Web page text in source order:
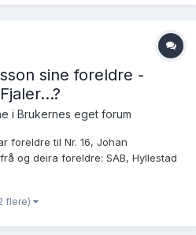
sine foreldre -
i Brukernes eget forum
foreldre til Nr. 16, Johan
og deira foreldre: SAB, Hyllestad
bilde-ID:
for sidevisning: htt...
flere)